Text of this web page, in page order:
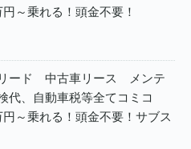
～乗れる！頭金不要！
ード 中古車リース メンテ
代、自動車税等全てコミコ
～乗れる！頭金不要！サブス